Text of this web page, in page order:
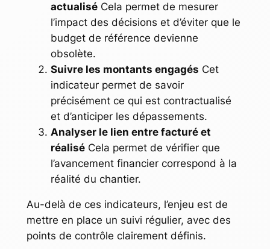
actualiséCela permet de mesurer
l’impact des décisions et d’éviter que le
budget de référence devienne
obsolète.
Suivre les montants engagés Cet
indicateur permet de savoir
précisément ce qui est contractualisé
et d’anticiper les dépassements.
Analyser le lien entre facturé et
réaliséCela permet de vérifier que
l’avancement financier correspond à la
réalité du chantier.
Au-delà de ces indicateurs, l’enjeu est de
mettre en place un suivi régulier, avec des
points de contrôle clairement définis.